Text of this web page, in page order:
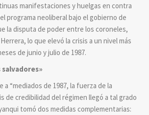
manifestaciones y huelgas en contra
programa neoliberal bajo el gobierno de
la disputa de poder entre los coroneles,
lo que elevó la crisis a un nivel más
de junio y julio de 1987.
salvadores»
a “mediados de 1987, la fuerza de la
de credibilidad del régimen llegó a tal grado
tomó dos medidas complementarias: